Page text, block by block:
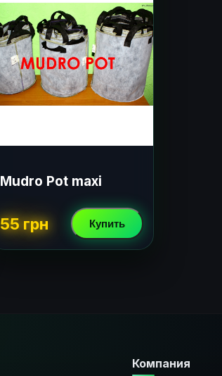
Mudro Pot maxi
55 грн Купить
Компания